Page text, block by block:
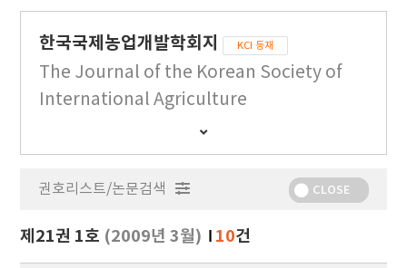
한국국제농업개발학회지 KCI 등재
The Journal of the Korean Society of
International Agriculture
간
행
보
기
권호리스트/논문검색 CLOSE
제21권 1호 (2009년 3월) 10건